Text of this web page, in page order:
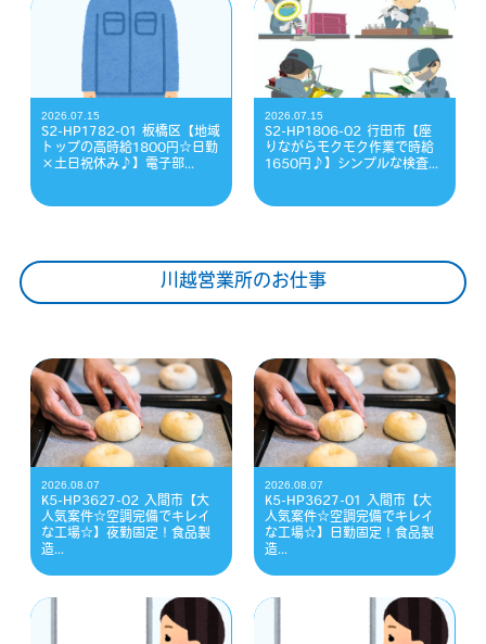
2026.07.15
S2-HP1782-01 板橋区【地域
トップの高時給1800円☆日勤
×土日祝休み♪】電子部...
2026.07.15
S2-HP1806-02 行田市【座
りながらモクモク作業で時給
1650円♪】シンプルな検査...
川越営業所のお仕事
2026.08.07
K5-HP3627-02 入間市【大
人気案件☆空調完備でキレイ
な工場☆】夜勤固定！食品製
造...
2026.08.07
K5-HP3627-01 入間市【大
人気案件☆空調完備でキレイ
な工場☆】日勤固定！食品製
造...